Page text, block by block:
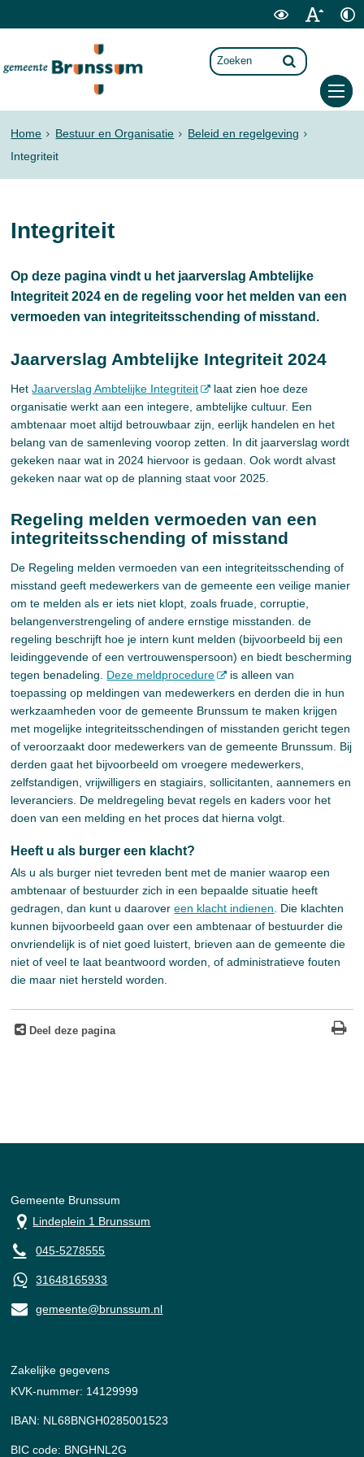
Home Bestuur en Organisatie
Beleid en regelgeving
Integriteit
Integriteit
Op deze pagina vindt u het jaarverslag Ambtelijke
Integriteit 2024 en de regeling voor het melden van een
vermoeden van integriteitsschending of misstand.
Jaarverslag Ambtelijke Integriteit 2024
HetJaarverslag Ambtelijke Integriteit
laat zien hoe deze
organisatie werkt aan een integere, ambtelijke cultuur. Een
ambtenaar moet altijd betrouwbaar zijn, eerlijk handelen en het
belang van de samenleving voorop zetten. In dit jaarverslag wordt
gekeken naar wat in 2024 hiervoor is gedaan. Ook wordt alvast
gekeken naar wat op de planning staat voor 2025.
Regeling melden vermoeden van een
integriteitsschending of misstand
De Regeling melden vermoeden van een integriteitsschending of
misstand geeft medewerkers van de gemeente een veilige manier
om te melden als er iets niet klopt, zoals fruade, corruptie,
belangenverstrengeling of andere ernstige misstanden. de
regeling beschrijft hoe je intern kunt melden (bijvoorbeeld bij een
leidinggevende of een vertrouwenspersoon) en biedt bescherming
tegen benadeling. Deze meldprocedure
is alleen van
toepassing op meldingen van medewerkers en derden die in hun
werkzaamheden voor de gemeente Brunssum te maken krijgen
met mogelijke integriteitsschendingen of misstanden gericht tegen
of veroorzaakt door medewerkers van de gemeente Brunssum. Bij
derden gaat het bijvoorbeeld om vroegere medewerkers,
zelfstandigen, vrijwilligers en stagiairs, sollicitanten, aannemers en
leveranciers. De meldregeling bevat regels en kaders voor het
doen van een melding en het proces dat hierna volgt.
Heeft u als burger een klacht?
Als u als burger niet tevreden bent met de manier waarop een
ambtenaar of bestuurder zich in een bepaalde situatie heeft
gedragen, dan kunt u daarovereen klacht indienen . Die klachten
kunnen bijvoorbeeld gaan over een ambtenaar of bestuurder die
onvriendelijk is of niet goed luistert, brieven aan de gemeente die
niet of veel te laat beantwoord worden, of administratieve fouten
die maar niet hersteld worden.
Deel deze pagina
Gemeente Brunssum
Lindeplein 1 Brunssum
045-5278555
31648165933
gemeente@brunssum.nl
Zakelijke gegevens
KVK-nummer: 14129999
IBAN: NL68BNGH0285001523
BIC code: BNGHNL2G